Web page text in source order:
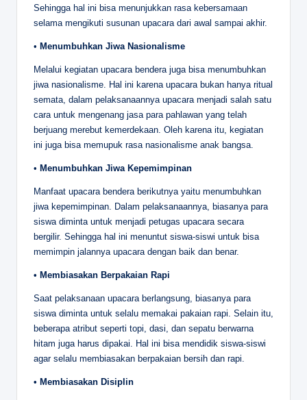
Sehingga hal ini bisa menunjukkan rasa kebersamaan
selama mengikuti susunan upacara dari awal sampai akhir.
• Menumbuhkan Jiwa Nasionalisme
Melalui kegiatan upacara bendera juga bisa menumbuhkan
jiwa nasionalisme. Hal ini karena upacara bukan hanya ritual
semata, dalam pelaksanaannya upacara menjadi salah satu
cara untuk mengenang jasa para pahlawan yang telah
berjuang merebut kemerdekaan. Oleh karena itu, kegiatan
ini juga bisa memupuk rasa nasionalisme anak bangsa.
• Menumbuhkan Jiwa Kepemimpinan
Manfaat upacara bendera berikutnya yaitu menumbuhkan
jiwa kepemimpinan. Dalam pelaksanaannya, biasanya para
siswa diminta untuk menjadi petugas upacara secara
bergilir. Sehingga hal ini menuntut siswa-siswi untuk bisa
memimpin jalannya upacara dengan baik dan benar.
• Membiasakan Berpakaian Rapi
Saat pelaksanaan upacara berlangsung, biasanya para
siswa diminta untuk selalu memakai pakaian rapi. Selain itu,
beberapa atribut seperti topi, dasi, dan sepatu berwarna
hitam juga harus dipakai. Hal ini bisa mendidik siswa-siswi
agar selalu membiasakan berpakaian bersih dan rapi.
• Membiasakan Disiplin